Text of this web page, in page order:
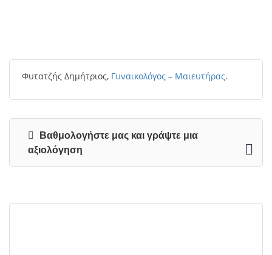
Φυτατζής Δημήτριος, Γυναικολόγος – Μαιευτήρας.
Βαθμολογήστε μας και γράψτε μια
αξιολόγηση